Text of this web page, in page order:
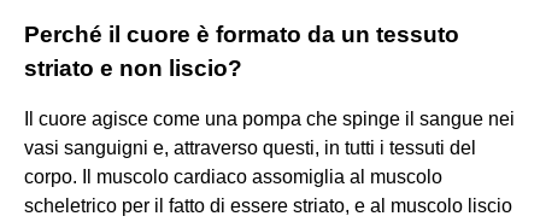
Perché il cuore è formato da un tessuto
striato e non liscio?
Il cuore agisce come una pompa che spinge il sangue nei
vasi sanguigni e, attraverso questi, in tutti i tessuti del
corpo. Il muscolo cardiaco assomiglia al muscolo
scheletrico per il fatto di essere striato, e al muscolo liscio